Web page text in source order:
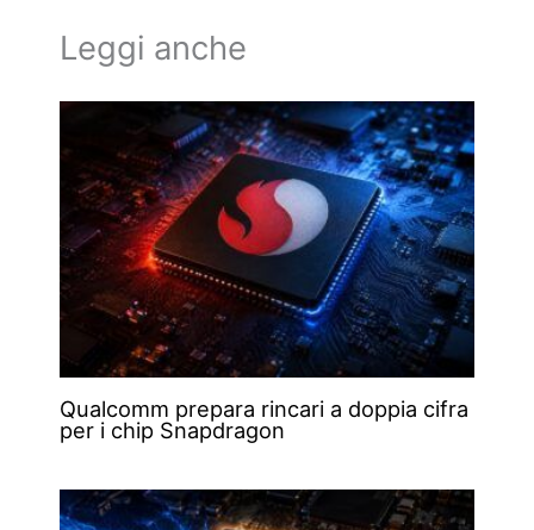
Leggi anche
Qualcomm prepara rincari a doppia cifra
per i chip Snapdragon